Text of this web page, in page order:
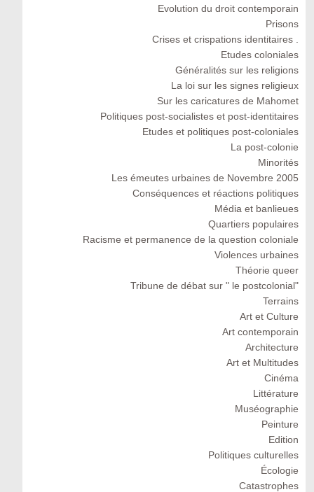
Evolution du droit contemporain
Prisons
Crises et crispations identitaires .
Etudes coloniales
Généralités sur les religions
La loi sur les signes religieux
Sur les caricatures de Mahomet
Politiques post-socialistes et post-identitaires
Etudes et politiques post-coloniales
La post-colonie
Minorités
Les émeutes urbaines de Novembre 2005
Conséquences et réactions politiques
Média et banlieues
Quartiers populaires
Racisme et permanence de la question coloniale
Violences urbaines
Théorie queer
Tribune de débat sur " le postcolonial"
Terrains
Art et Culture
Art contemporain
Architecture
Art et Multitudes
Cinéma
Littérature
Muséographie
Peinture
Edition
Politiques culturelles
Écologie
Catastrophes